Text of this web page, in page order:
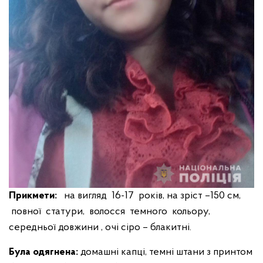
Прикмети: на вигляд 16-17 років, на зріст –150 см,
повної статури, волосся темного кольору,
середньої довжини , очі сіро – блакитні.
Була одягнена: домашні капці, темні штани з принтом